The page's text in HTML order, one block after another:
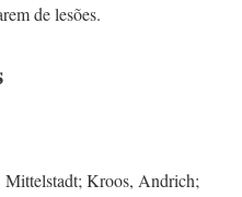
de lesões.
Kroos, Andrich;